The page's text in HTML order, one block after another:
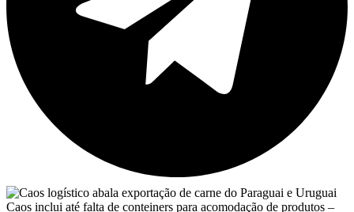
Caos inclui até falta de conteiners para acomodação de produtos –